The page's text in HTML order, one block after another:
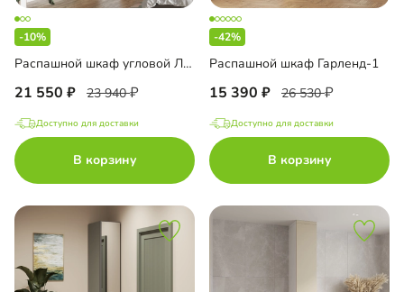
-10%
Распашной шкаф угловой Лорэна-800 Эко
21 550 23 940
Доступно для доставки
В корзину
-42%
Распашной шкаф Гарленд-1
15 390 26 530
Доступно для доставки
В корзину